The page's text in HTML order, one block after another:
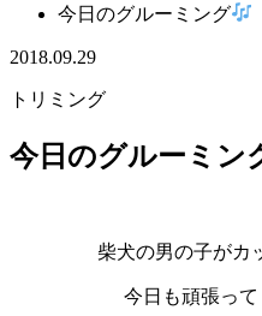
今日のグルーミング
2018.09.29
トリミング
今日のグルーミン
柴犬の男の子がカ
今日も頑張っ